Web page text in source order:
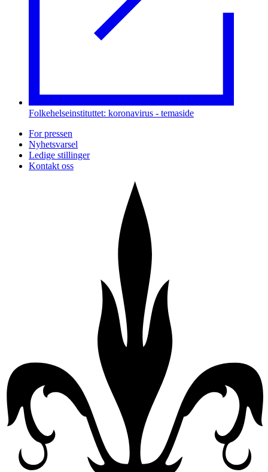
Folkehelseinstituttet: koronavirus - temaside
For pressen
Nyhetsvarsel
Ledige stillinger
Kontakt oss